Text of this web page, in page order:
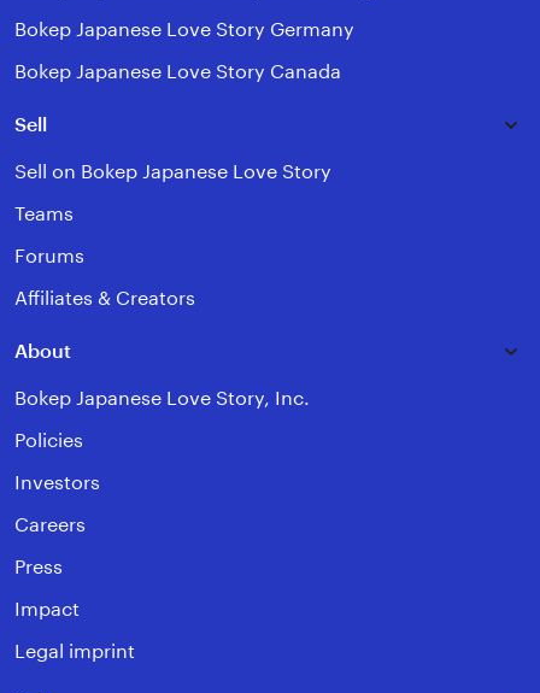
Bokep Japanese Love Story Germany
Bokep Japanese Love Story Canada
Sell
Sell on Bokep Japanese Love Story
Teams
Forums
Affiliates & Creators
About
Bokep Japanese Love Story, Inc.
Policies
Investors
Careers
Press
Impact
Legal imprint